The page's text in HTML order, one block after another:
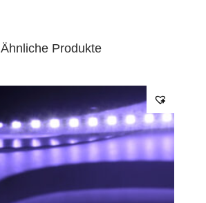
Ähnliche Produkte